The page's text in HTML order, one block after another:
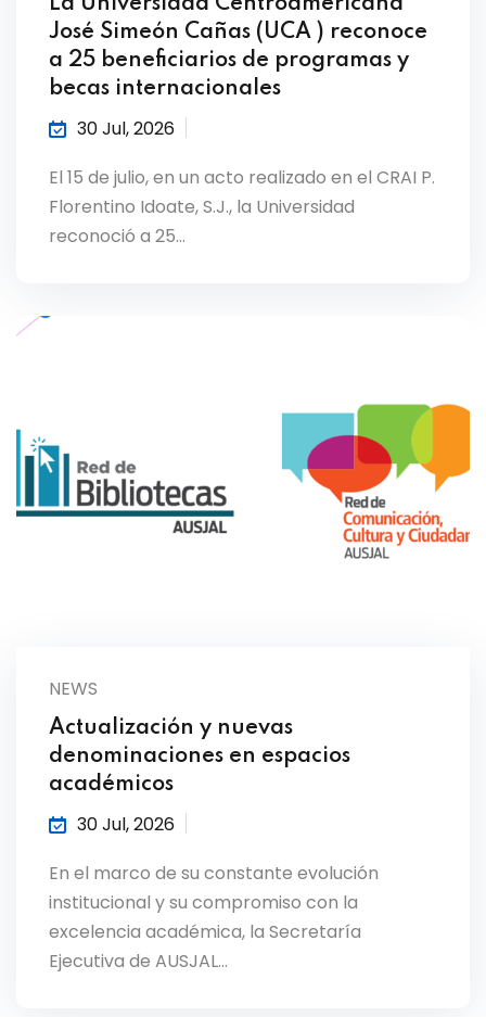
José Simeón Cañas (UCA ) reconoce
a 25 beneficiarios de programas y
becas internacionales
30 Jul, 2026
El 15 de julio, en un acto realizado en el CRAI P.
Florentino Idoate, S.J., la Universidad
reconoció a 25…
NEWS
Actualización y nuevas
denominaciones en espacios
académicos
30 Jul, 2026
En el marco de su constante evolución
institucional y su compromiso con la
excelencia académica, la Secretaría
Ejecutiva de AUSJAL…